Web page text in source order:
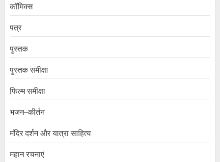
कॉमिक्स
पत्र
पुस्तक
पुस्तक समीक्षा
फिल्म समीक्षा
भजन–कीर्तन
मंदिर दर्शन और यात्रा साहित्य
महान रचनाएं